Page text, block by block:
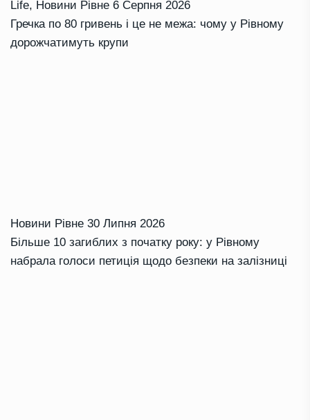
Life, Новини Рівне 6 Серпня 2026
Гречка по 80 гривень і це не межа: чому у Рівному
дорожчатимуть крупи
Новини Рівне 30 Липня 2026
Більше 10 загиблих з початку року: у Рівному
набрала голоси петиція щодо безпеки на залізниці